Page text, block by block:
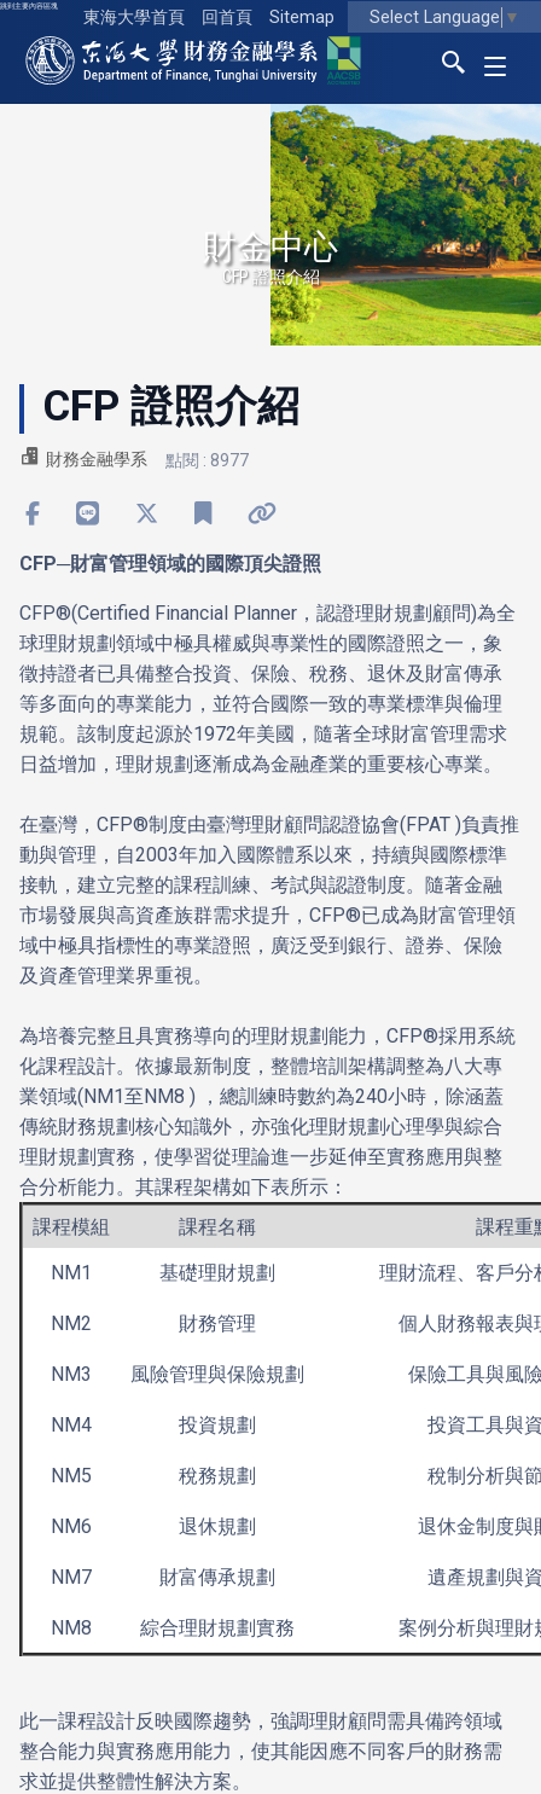
跳到主要內容區塊
東海大學首頁 回首頁 Sitemap Select Language ▼
東海大學logo
財金中心
CFP 證照介紹
CFP 證照介紹
財務金融學系 點閱 : 8977
CFP─財富管理領域的國際頂尖證照
CFP®(Certified Financial Planner，認證理財規劃顧問)為全
球理財規劃領域中極具權威與專業性的國際證照之一，象
徵持證者已具備整合投資、保險、稅務、退休及財富傳承
等多面向的專業能力，並符合國際一致的專業標準與倫理
規範。該制度起源於1972年美國，隨著全球財富管理需求
日益增加，理財規劃逐漸成為金融產業的重要核心專業。
在臺灣，CFP®制度由臺灣理財顧問認證協會(FPAT )負責推
動與管理，自2003年加入國際體系以來，持續與國際標準
接軌，建立完整的課程訓練、考試與認證制度。隨著金融
市場發展與高資產族群需求提升，CFP®已成為財富管理領
域中極具指標性的專業證照，廣泛受到銀行、證券、保險
及資產管理業界重視。
為培養完整且具實務導向的理財規劃能力，CFP®採用系統
化課程設計。依據最新制度，整體培訓架構調整為八大專
業領域(NM1至NM8 ) ，總訓練時數約為240小時，除涵蓋
傳統財務規劃核心知識外，亦強化理財規劃心理學與綜合
理財規劃實務，使學習從理論進一步延伸至實務應用與整
合分析能力。其課程架構如下表所示：
課程模組
課程名稱
課程重
NM1
基礎理財規劃 理財流程、客戶分
NM2 財務管理 個人財務報表與
NM3 風險管理與保險規劃 保險工具與風
NM4 投資規劃 投資工具與
NM5 稅務規劃 稅制分析與
NM6 退休規劃 退休金制度與
NM7 財富傳承規劃 遺產規劃與
NM8 綜合理財規劃實務 案例分析與理財
此一課程設計反映國際趨勢，強調理財顧問需具備跨領域
整合能力與實務應用能力，使其能因應不同客戶的財務需
求並提供整體性解決方案。